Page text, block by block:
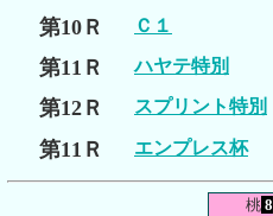
第10Ｒ Ｃ１
第11Ｒ ハヤテ特別
第12Ｒ スプリント特別
第11Ｒ エンプレス杯
桃8